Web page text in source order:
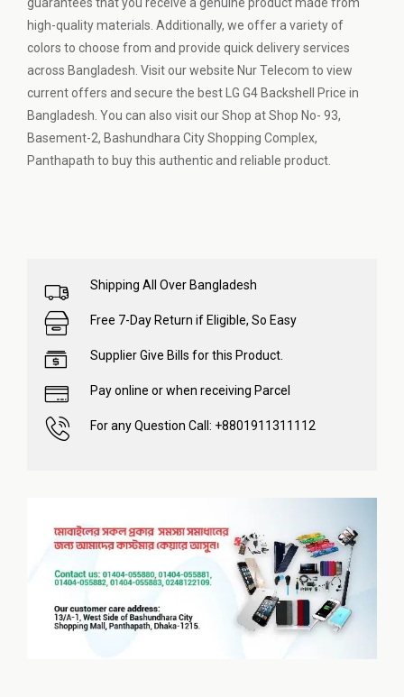
high-quality materials. Additionally, we offer a variety of
colors to choose from and provide quick delivery services
across Bangladesh. Visit our website Nur Telecom to view
current offers and secure the best LG G4 Backshell Price in
Bangladesh. You can also visit our Shop at Shop No- 93,
Basement-2, Bashundhara City Shopping Complex,
Panthapath to buy this authentic and reliable product.
Shipping All Over Bangladesh
Free 7-Day Return if Eligible, So Easy
Supplier Give Bills for this Product.
Pay online or when receiving Parcel
For any Question Call: +8801911311112